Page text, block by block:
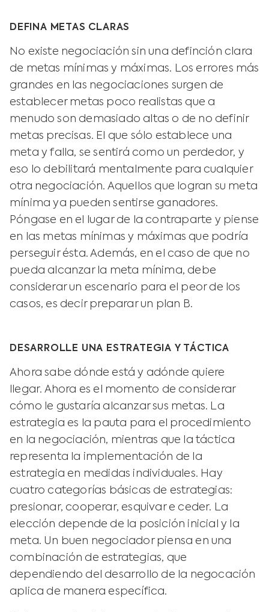
DEFINA METAS CLARAS
No existe negociación sin una definción clara
de metas mínimas y máximas. Los errores más
grandes en las negociaciones surgen de
establecer metas poco realistas que a
menudo son demasiado altas o de no definir
metas precisas. El que sólo establece una
meta y falla, se sentirá como un perdedor, y
eso lo debilitará mentalmente para cualquier
otra negociación. Aquellos que logran su meta
mínima ya pueden sentirse ganadores.
Póngase en el lugar de la contraparte y piense
en las metas mínimas y máximas que podría
perseguir ésta. Además, en el caso de que no
pueda alcanzar la meta mínima, debe
considerar un escenario para el peor de los
casos, es decir preparar un plan B.
DESARROLLE UNA ESTRATEGIA Y TÁCTICA
Ahora sabe dónde está y adónde quiere
llegar. Ahora es el momento de considerar
cómo le gustaría alcanzar sus metas. La
estrategia es la pauta para el procedimiento
en la negociación, mientras que la táctica
representa la implementación de la
estrategia en medidas individuales. Hay
cuatro categorías básicas de estrategias:
presionar, cooperar, esquivar e ceder. La
elección depende de la posición inicial y la
meta. Un buen negociador piensa en una
combinación de estrategias, que
dependiendo del desarrollo de la negocación
aplica de manera específica.